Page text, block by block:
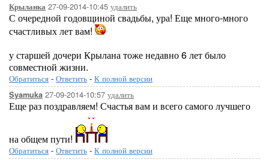
Крыланка 27-09-2014-10:45 удалить
С очередной годовщиной свадьбы, ура! Еще много-много
счастливых лет вам!
у старшей дочери Крылана тоже недавно 6 лет было
совместной жизни.
Обратиться - Ответить - К полной версии
Syamuka 27-09-2014-10:57 удалить
Еще раз поздравляем! Счастья вам и всего самого лучшего
на общем пути!
Обратиться - Ответить - К полной версии